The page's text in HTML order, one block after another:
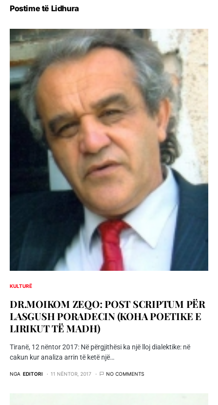
Postime të Lidhura
KULTURË
DR.MOIKOM ZEQO: POST SCRIPTUM PËR
LASGUSH PORADECIN (KOHA POETIKE E
LIRIKUT TË MADH)
Tiranë, 12 nëntor 2017: Në përgjithësi ka një lloj dialektike: në
cakun kur analiza arrin të ketë një…
NGA EDITORI 11 NËNTOR, 2017 NO COMMENTS